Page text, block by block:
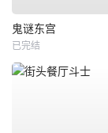
鬼谜东宫
已完结